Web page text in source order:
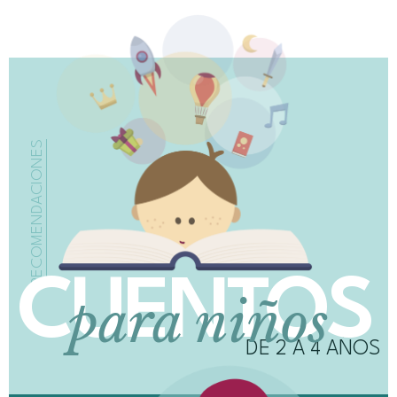
RECOMENDACIONES
CUENTOS
para niños
DE 2 A 4 AÑOS